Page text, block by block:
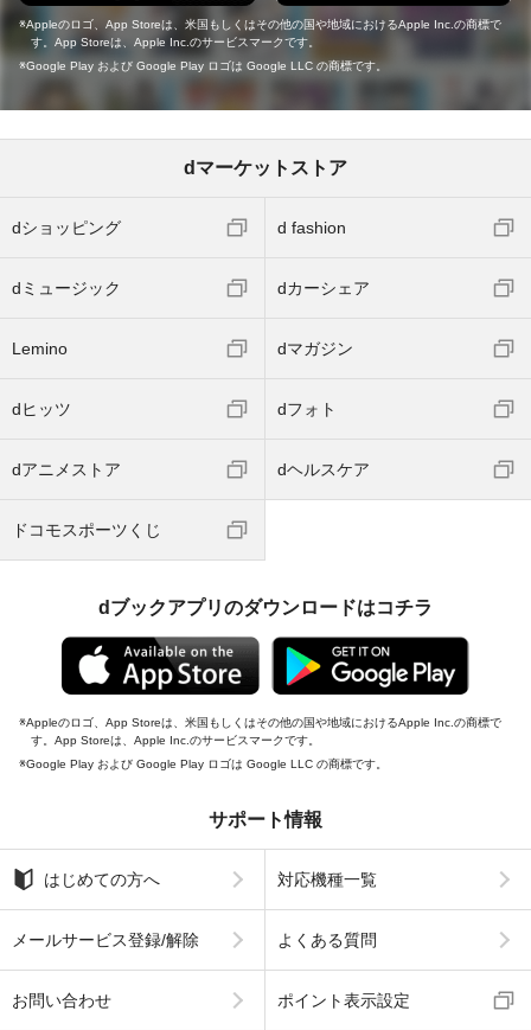
Appleのロゴ、App Storeは、米国もしくはその他の国や地域におけるApple Inc.の商標で
す。App Storeは、Apple Inc.のサービスマークです。
Google Play および Google Play ロゴは Google LLC の商標です。
dマーケットストア
dショッピング d fashion
dミュージック dカーシェア
Lemino dマガジン
dヒッツ dフォト
dアニメストア dヘルスケア
ドコモスポーツくじ
dブックアプリのダウンロードはコチラ
Appleのロゴ、App Storeは、米国もしくはその他の国や地域におけるApple Inc.の商標で
す。App Storeは、Apple Inc.のサービスマークです。
Google Play および Google Play ロゴは Google LLC の商標です。
サポート情報
はじめての方へ 対応機種一覧
メールサービス登録/解除 よくある質問
お問い合わせ ポイント表示設定